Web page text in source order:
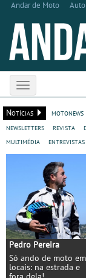
Andar de Moto
Toggle
navigation
Notícias
motonews
newsletters
revista
multimédia
entrevistas
Pedro Pereira
Só ando de moto
locais: na estrada e